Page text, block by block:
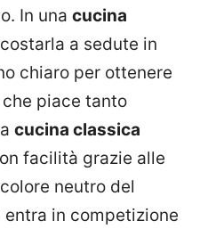
In una cucina
a sedute in
chiaro per ottenere
piace tanto
cucina classica
facilità grazie alle
neutro del
in competizione